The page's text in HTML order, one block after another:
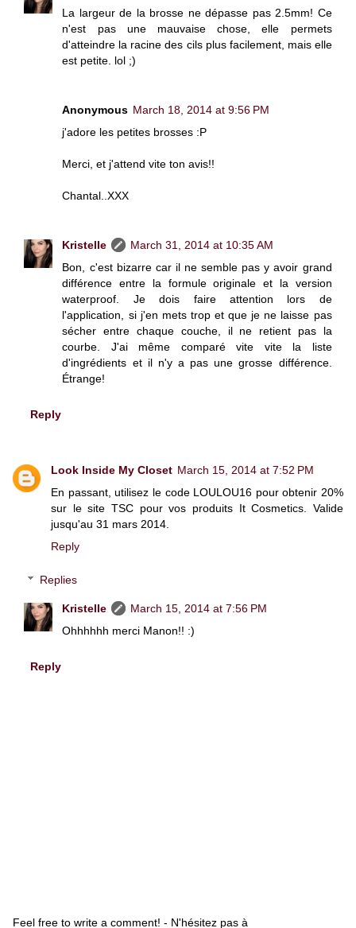
La largeur de la brosse ne dépasse pas 2.5mm! Ce
n'est pas une mauvaise chose, elle permets
d'atteindre la racine des cils plus facilement, mais elle
est petite. lol ;)
Anonymous March 18, 2014 at 9:56 PM
j'adore les petites brosses :P
Merci, et j'attend vite ton avis!!
Chantal..XXX
Kristelle
March 31, 2014 at 10:35 AM
Bon, c'est bizarre car il ne semble pas y avoir grand
différence entre la formule originale et la version
waterproof. Je dois faire attention lors de
l'application, si j'en mets trop et que je ne laisse pas
sécher entre chaque couche, il ne retient pas la
courbe. J'ai même comparé vite vite la liste
d'ingrédients et il n'y a pas une grosse différence.
Étrange!
Reply
Look Inside My Closet March 15, 2014 at 7:52 PM
En passant, utilisez le code LOULOU16 pour obtenir 20%
sur le site TSC pour vos produits It Cosmetics. Valide
jusqu'au 31 mars 2014.
Reply
Replies
Kristelle
March 15, 2014 at 7:56 PM
Ohhhhhh merci Manon!! :)
Reply
Feel free to write a comment! - N'hésitez pas à